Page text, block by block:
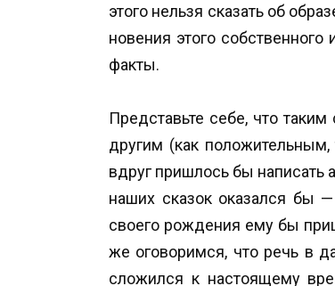
этого нельзя сказать об
новения этого
факты.
Представьте себе, что
другим (как
вдруг пришлось бы написать
наших сказок оказался бы
своего рождения ему бы
же оговоримся, что речь в
сложился к настоящему